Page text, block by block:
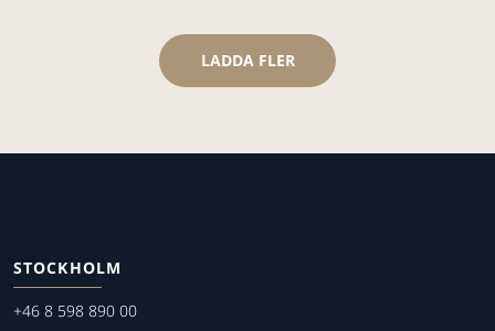
LADDA FLER
STOCKHOLM
+46 8 598 890 00